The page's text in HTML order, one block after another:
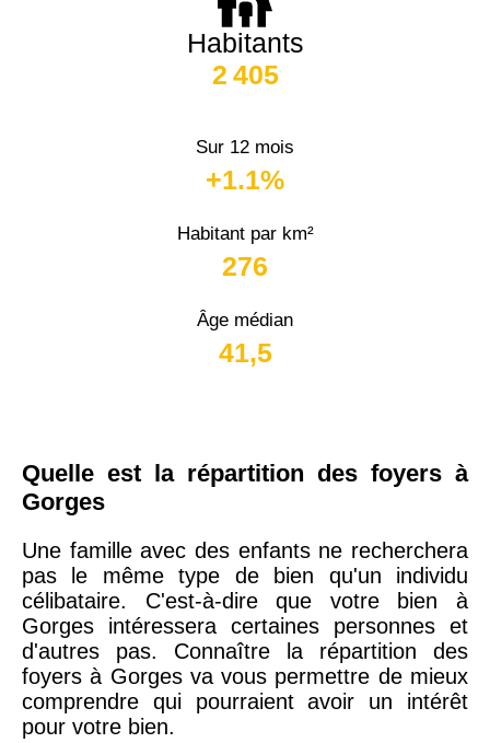
Habitants
2 405
Sur 12 mois
+1.1%
Habitant par km²
276
Âge médian
41,5
Quelle est la répartition des foyers à
Gorges
Une famille avec des enfants ne recherchera
pas le même type de bien qu'un individu
célibataire. C'est-à-dire que votre bien à
Gorges intéressera certaines personnes et
d'autres pas. Connaître la répartition des
foyers à Gorges va vous permettre de mieux
comprendre qui pourraient avoir un intérêt
pour votre bien.